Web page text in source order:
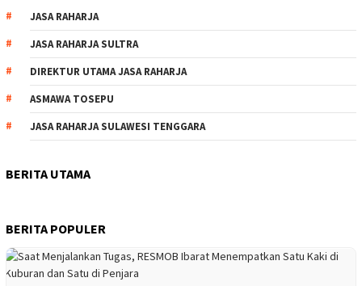
JASA RAHARJA
JASA RAHARJA SULTRA
DIREKTUR UTAMA JASA RAHARJA
ASMAWA TOSEPU
JASA RAHARJA SULAWESI TENGGARA
BERITA UTAMA
BERITA POPULER